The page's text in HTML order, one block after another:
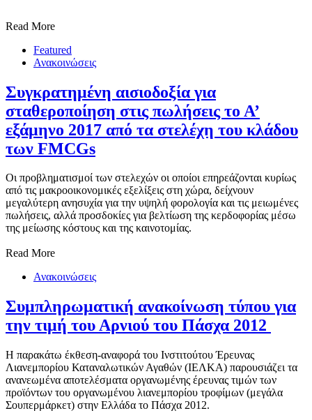
Read More
Featured
Ανακοινώσεις
Συγκρατημένη αισιοδοξία για
σταθεροποίηση στις πωλήσεις το Α’
εξάμηνο 2017 από τα στελέχη του κλάδου
των FMCGs
Οι προβληματισμοί των στελεχών οι οποίοι επηρεάζονται κυρίως
από τις μακροοικονομικές εξελίξεις στη χώρα, δείχνουν
μεγαλύτερη ανησυχία για την υψηλή φορολογία και τις μειωμένες
πωλήσεις, αλλά προσδοκίες για βελτίωση της κερδοφορίας μέσω
της μείωσης κόστους και της καινοτομίας.
Read More
Ανακοινώσεις
Συμπληρωματική ανακοίνωση τύπου για
Η παρακάτω έκθεση-αναφορά του Ινστιτούτου Έρευνας
Λιανεμπορίου Καταναλωτικών Αγαθών (ΙΕΛΚΑ) παρουσιάζει τα
ανανεωμένα αποτελέσματα οργανωμένης έρευνας τιμών των
προϊόντων του οργανωμένου λιανεμπορίου τροφίμων (μεγάλα
Σουπερμάρκετ) στην Ελλάδα το Πάσχα 2012.